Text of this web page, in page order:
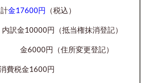
金17600円 （税込）
円（抵当権抹消登記）
住所変更登記）
1600円